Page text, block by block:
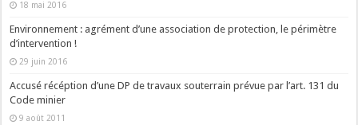
18 mai 2016
Environnement : agrément d’une association de protection, le périmètre
d’intervention !
29 juin 2016
Accusé récéption d’une DP de travaux souterrain prévue par l’art. 131 du
Code minier
9 août 2011